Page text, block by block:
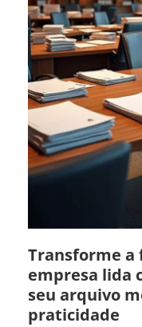
Transforme a
empresa lida
seu arquivo
praticidade